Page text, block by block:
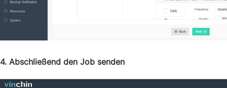
4. Abschließend den Job senden